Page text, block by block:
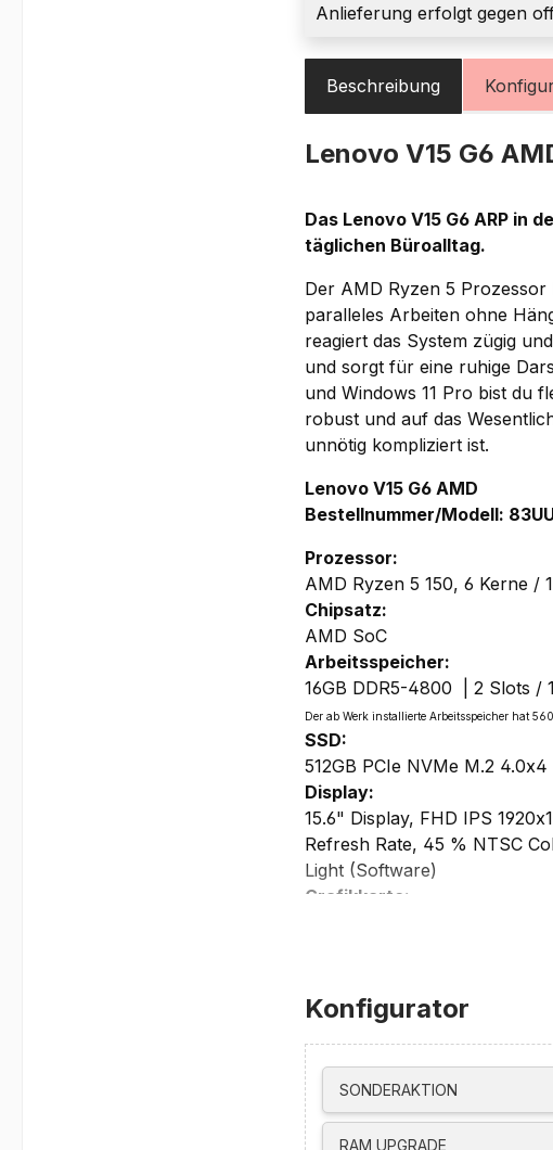
Anlieferung erfolgt gegen
Beschreibung
Lenovo V15 G6
Das Lenovo V15 G6 ARP in
täglichen Büroalltag.
Der AMD Ryzen 5
paralleles Arbeiten ohne
reagiert das System zügig
und sorgt für eine ruhige
und Windows 11 Pro bist du
robust und auf das
unnötig kompliziert ist.
Lenovo V15 G6 AMD
Bestellnummer/Modell:
Prozessor:
AMD Ryzen 5 150, 6 Kerne /
Chipsatz:
AMD SoC
Arbeitsspeicher:
16GB DDR5-4800 | 2 Slots /
Der ab Werk installierte Arbeitsspeicher hat
SSD:
512GB PCIe NVMe M.2 4.0x4
Display:
15.6" Display, FHD IPS
Refresh Rate, 45 % NTSC
Light (Software)
Grafikkarte:
Integrated AMD Radeon
HDMI unterstützt bis zu
USB-C unterstützt bis zu
unterstützt bis zu 3 Displays (
Laufwerke:
kein optisches Laufwerk
Netzwerk/Kommunikation:
Gigabit Ethernet, 1x RJ-45,
Konfigurator
SONDERAKTION
RAM UPGRADE